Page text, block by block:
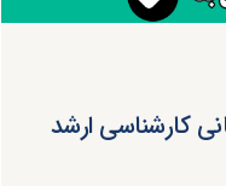
کارشناسی ارشد